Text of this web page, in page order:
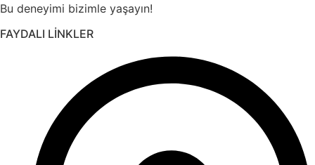
Bu deneyimi bizimle yaşayın!
FAYDALI LİNKLER